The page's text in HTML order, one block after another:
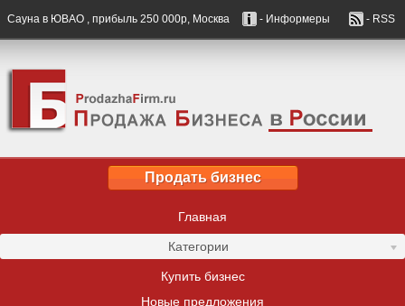
Сауна в ЮВАО , прибыль 250 000р, Москва - Информеры - RSS
Продать бизнес
Главная
Категории
Купить бизнес
Новые предложения